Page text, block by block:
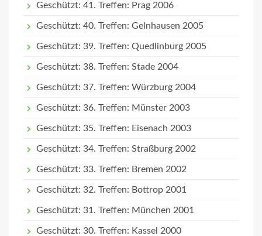
Geschützt: 41. Treffen: Prag 2006
Geschützt: 40. Treffen: Gelnhausen 2005
Geschützt: 39. Treffen: Quedlinburg 2005
Geschützt: 38. Treffen: Stade 2004
Geschützt: 37. Treffen: Würzburg 2004
Geschützt: 36. Treffen: Münster 2003
Geschützt: 35. Treffen: Eisenach 2003
Geschützt: 34. Treffen: Straßburg 2002
Geschützt: 33. Treffen: Bremen 2002
Geschützt: 32. Treffen: Bottrop 2001
Geschützt: 31. Treffen: München 2001
Geschützt: 30. Treffen: Kassel 2000